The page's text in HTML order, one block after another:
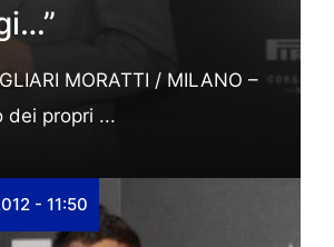
MORATTI / MILANO –
dei propri ...
- 11:50